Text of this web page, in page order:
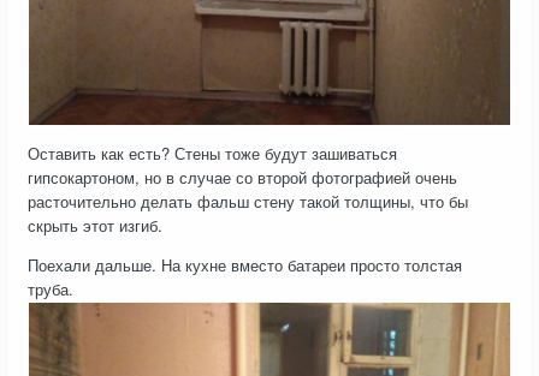
Оставить как есть? Стены тоже будут зашиваться
гипсокартоном, но в случае со второй фотографией очень
расточительно делать фальш стену такой толщины, что бы
скрыть этот изгиб.
Поехали дальше. На кухне вместо батареи просто толстая
труба.